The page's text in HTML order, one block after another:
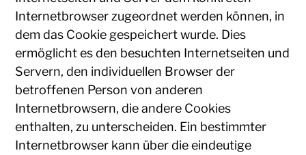
Internetbrowser zugeordnet werden können, in
dem das Cookie gespeichert wurde. Dies
ermöglicht es den besuchten Internetseiten und
Servern, den individuellen Browser der
betroffenen Person von anderen
Internetbrowsern, die andere Cookies
enthalten, zu unterscheiden. Ein bestimmter
Internetbrowser kann über die eindeutige